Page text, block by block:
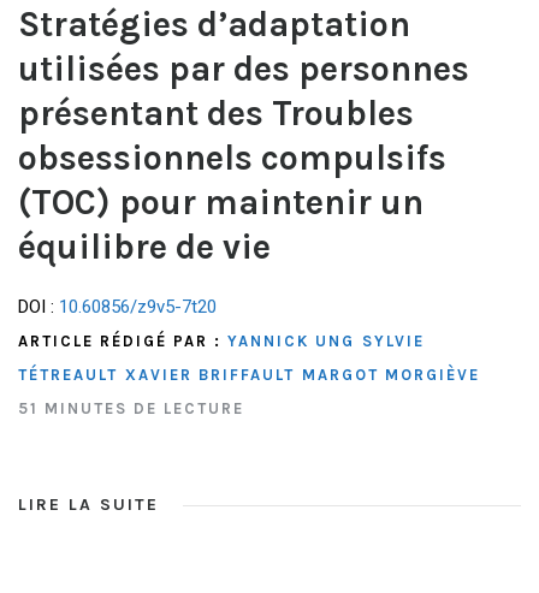
Stratégies d’adaptation
utilisées par des personnes
présentant des Troubles
obsessionnels compulsifs
(TOC) pour maintenir un
équilibre de vie
DOI : 10.60856/z9v5-7t20
ARTICLE RÉDIGÉ PAR : YANNICK UNG
SYLVIE
TÉTREAULT XAVIER BRIFFAULT MARGOT MORGIÈVE
51 MINUTES DE LECTURE
LIRE LA SUITE